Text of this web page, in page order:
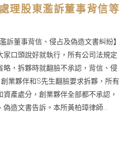
理股東濫訴董事背信等
訴董事背信、侵占及偽造文書糾紛】
口頭說好就執行，所有公司法規定
略，拆夥時就翻臉不承認，背信、侵
業夥伴和S先生翻臉要求拆夥，所有
產處分，創業夥伴全部都不承認，
造文書告訴。本所黃柏璋律師...